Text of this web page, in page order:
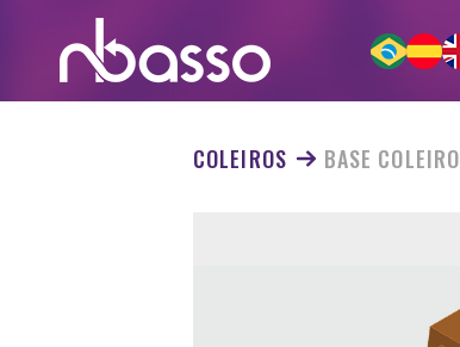
COLEIROS BASE COLEIRO